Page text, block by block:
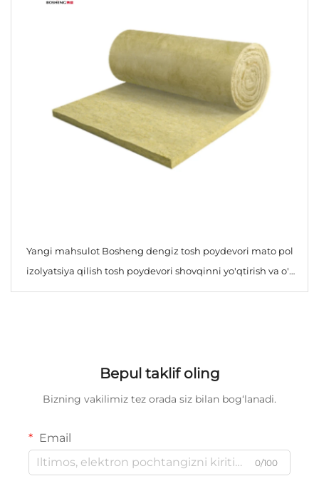
Yangi mahsulot Bosheng dengiz tosh poydevori mato pol
izolyatsiya qilish tosh poydevori shovqinni yo'qtirish va o't
o'tkazmaydigan basalt tosh poydevori aylancasi
Bepul taklif oling
Bizning vakilimiz tez orada siz bilan bog‘lanadi.
Email
0/100